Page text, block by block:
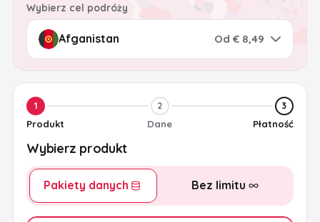
Wybierz cel podróży
Od € 8,49
1
Produkt
2
Dane
3
Płatność
Wybierz produkt
Pakiety danych Bez limitu